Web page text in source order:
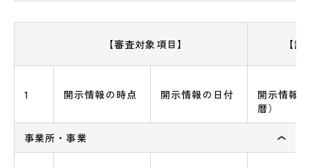
【審査対象項目】 【
1 開示情報の時点 開示情報の日付
開示情報
暦）
事業所・事業